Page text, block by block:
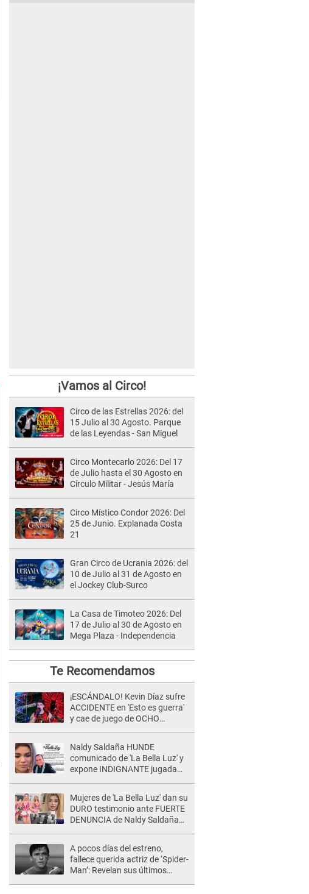
¡Vamos al Circo!
Circo de las Estrellas 2026: del
15 Julio al 30 Agosto. Parque
de las Leyendas - San Miguel
Circo Montecarlo 2026: Del 17
de Julio hasta el 30 Agosto en
Círculo Militar - Jesús María
Circo Místico Condor 2026: Del
25 de Junio. Explanada Costa
21
Gran Circo de Ucrania 2026: del
10 de Julio al 31 de Agosto en
el Jockey Club-Surco
La Casa de Timoteo 2026: Del
17 de Julio al 30 de Agosto en
Mega Plaza - Independencia
Te Recomendamos
¡ESCÁNDALO! Kevin Díaz sufre
ACCIDENTE en 'Esto es guerra'
y cae de juego de OCHO
Naldy Saldaña HUNDE
comunicado de 'La Bella Luz' y
expone INDIGNANTE jugada
Mujeres de 'La Bella Luz' dan su
DURO testimonio ante FUERTE
DENUNCIA de Naldy Saldaña
A pocos días del estreno,
fallece querida actriz de ‘Spider-
Man’: Revelan sus últimos